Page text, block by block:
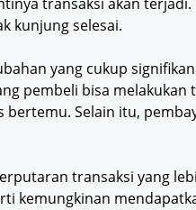
transaksi akan terjadi.
kunjung selesai.
yang cukup
pembeli bisa melakukan
Selain itu,
transaksi yang
kemungkinan